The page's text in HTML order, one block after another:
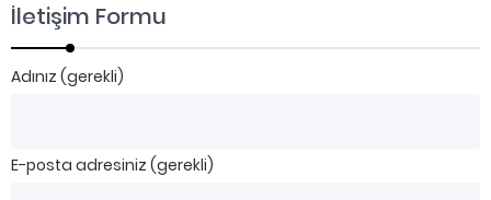
İletişim Formu
Adınız (gerekli)
E-posta adresiniz (gerekli)